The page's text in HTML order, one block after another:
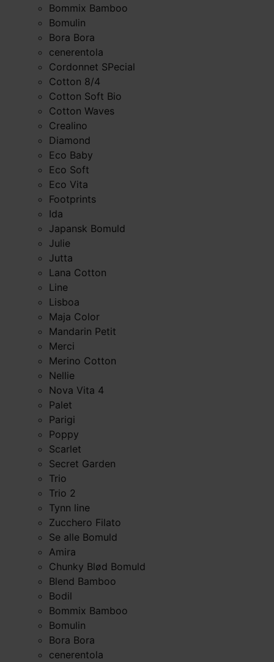
Bommix Bamboo
Bomulin
Bora Bora
cenerentola
Cordonnet SPecial
Cotton 8/4
Cotton Soft Bio
Cotton Waves
Crealino
Diamond
Eco Baby
Eco Soft
Eco Vita
Footprints
Ida
Japansk Bomuld
Julie
Jutta
Lana Cotton
Line
Lisboa
Maja Color
Mandarin Petit
Merci
Merino Cotton
Nellie
Nova Vita 4
Palet
Parigi
Poppy
Scarlet
Secret Garden
Trio
Trio 2
Tynn line
Zucchero Filato
Se alle Bomuld
Amira
Chunky Blød Bomuld
Blend Bamboo
Bodil
Bommix Bamboo
Bomulin
Bora Bora
cenerentola